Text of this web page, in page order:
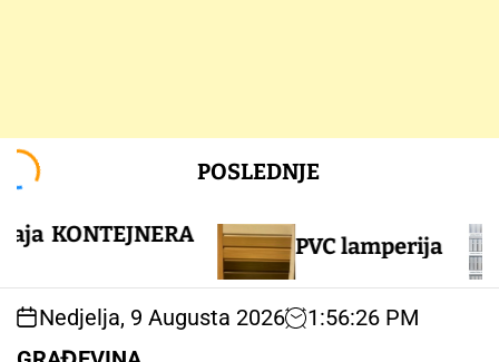
c
POSLEDNJE
PVC lamperija
Nedjelja, 9 Augusta 2026 1:56:27 PM